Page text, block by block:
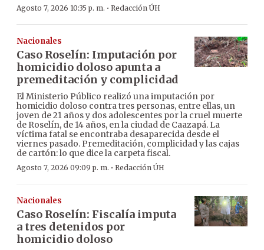
Agosto 7, 2026 10:35 p. m. · Redacción ÚH
Nacionales
Caso Roselín: Imputación por
homicidio doloso apunta a
premeditación y complicidad
El Ministerio Público realizó una imputación por
homicidio doloso contra tres personas, entre ellas, un
joven de 21 años y dos adolescentes por la cruel muerte
de Roselín, de 14 años, en la ciudad de Caazapá. La
víctima fatal se encontraba desaparecida desde el
viernes pasado. Premeditación, complicidad y las cajas
de cartón: lo que dice la carpeta fiscal.
Agosto 7, 2026 09:09 p. m. · Redacción ÚH
Nacionales
Caso Roselín: Fiscalía imputa
a tres detenidos por
homicidio doloso